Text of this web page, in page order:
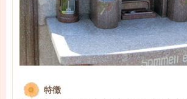
特徴